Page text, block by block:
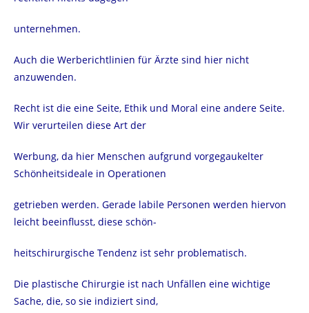
unternehmen.
Auch die Werberichtlinien für Ärzte sind hier nicht
anzuwenden.
Recht ist die eine Seite, Ethik und Moral eine andere Seite.
Wir verurteilen diese Art der
Werbung, da hier Menschen aufgrund vorgegaukelter
Schönheitsideale in Operationen
getrieben werden. Gerade labile Personen werden hiervon
leicht beeinflusst, diese schön-
heitschirurgische Tendenz ist sehr problematisch.
Die plastische Chirurgie ist nach Unfällen eine wichtige
Sache, die, so sie indiziert sind,